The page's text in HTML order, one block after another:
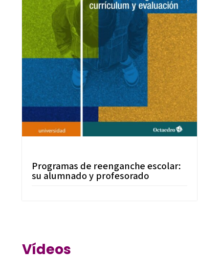
Programas de reenganche escolar:
su alumnado y profesorado
Vídeos